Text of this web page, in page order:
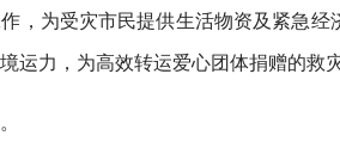
，为受灾市民提供生活物资及紧急
运力，为高效转运爱心团体捐赠的救